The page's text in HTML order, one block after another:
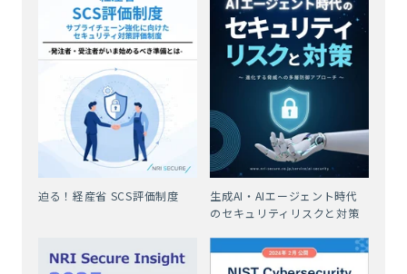
迫る！経産省 SCS評価制度
生成AI・AIエージェント時代
のセキュリティリスクと対策